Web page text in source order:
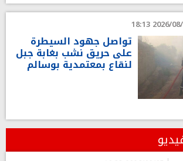
2026/08/05
تواصل جهود السيطرة
على حريق نشب بغابة جبل
لنقاع بمعتمدية بوسالم